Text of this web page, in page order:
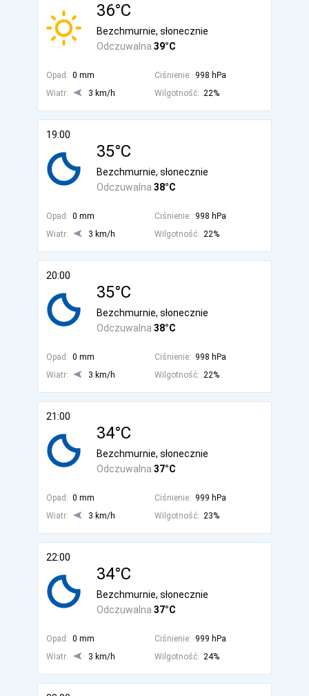
36°C
Odczuwalna 39°C
Bezchmurnie, słonecznie
Opad: 0 mm Ciśnienie: 998 hPa
Wiatr:
3 km/h Wilgotność: 22%
19:00
35°C
Odczuwalna 38°C
Bezchmurnie, słonecznie
Opad: 0 mm Ciśnienie: 998 hPa
Wiatr:
3 km/h Wilgotność: 22%
20:00
35°C
Odczuwalna 38°C
Bezchmurnie, słonecznie
Opad: 0 mm Ciśnienie: 998 hPa
Wiatr:
3 km/h Wilgotność: 22%
21:00
34°C
Odczuwalna 37°C
Bezchmurnie, słonecznie
Opad: 0 mm Ciśnienie: 999 hPa
Wiatr:
3 km/h Wilgotność: 23%
22:00
34°C
Odczuwalna 37°C
Bezchmurnie, słonecznie
Opad: 0 mm Ciśnienie: 999 hPa
Wiatr:
3 km/h Wilgotność: 24%